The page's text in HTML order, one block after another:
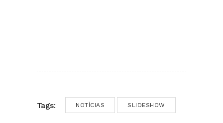
Tags: NOTÍCIAS SLIDESHOW